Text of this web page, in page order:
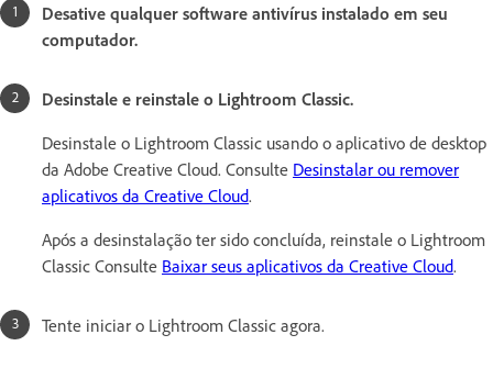
Desative qualquer software antivírus instalado em seu
computador.
Desinstale e reinstale o Lightroom Classic.
Desinstale o Lightroom Classic usando o aplicativo de desktop
da Adobe Creative Cloud. Consulte Desinstalar ou remover
aplicativos da Creative Cloud.
Após a desinstalação ter sido concluída, reinstale o Lightroom
Classic Consulte Baixar seus aplicativos da Creative Cloud.
Tente iniciar o Lightroom Classic agora.